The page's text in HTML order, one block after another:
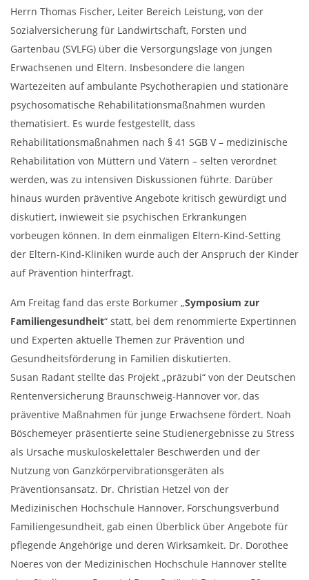
Herrn Thomas Fischer, Leiter Bereich Leistung, von der
Sozialversicherung für Landwirtschaft, Forsten und
Gartenbau (SVLFG) über die Versorgungslage von jungen
Erwachsenen und Eltern. Insbesondere die langen
Wartezeiten auf ambulante Psychotherapien und stationäre
psychosomatische Rehabilitationsmaßnahmen wurden
thematisiert. Es wurde festgestellt, dass
Rehabilitationsmaßnahmen nach § 41 SGB V – medizinische
Rehabilitation von Müttern und Vätern – selten verordnet
werden, was zu intensiven Diskussionen führte. Darüber
hinaus wurden präventive Angebote kritisch gewürdigt und
diskutiert, inwieweit sie psychischen Erkrankungen
vorbeugen können. In dem einmaligen Eltern-Kind-Setting
der Eltern-Kind-Kliniken wurde auch der Anspruch der Kinder
auf Prävention hinterfragt.
Am Freitag fand das erste Borkumer „Symposium zur
Familiengesundheit“ statt, bei dem renommierte Expertinnen
und Experten aktuelle Themen zur Prävention und
Gesundheitsförderung in Familien diskutierten.
Susan Radant stellte das Projekt „präzubi“ von der Deutschen
Rentenversicherung Braunschweig-Hannover vor, das
präventive Maßnahmen für junge Erwachsene fördert. Noah
Böschemeyer präsentierte seine Studienergebnisse zu Stress
als Ursache muskuloskelettaler Beschwerden und der
Nutzung von Ganzkörpervibrationsgeräten als
Präventionsansatz. Dr. Christian Hetzel von der
Medizinischen Hochschule Hannover, Forschungsverbund
Familiengesundheit, gab einen Überblick über Angebote für
pflegende Angehörige und deren Wirksamkeit. Dr. Dorothee
Noeres von der Medizinischen Hochschule Hannover stellte